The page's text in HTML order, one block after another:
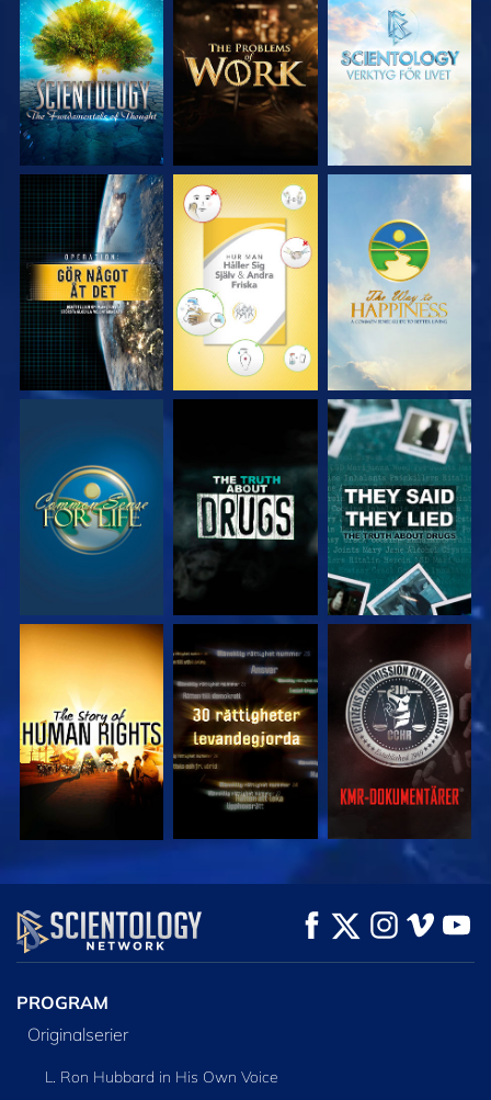
UTFORSKA
SERIEN
UTFORSKA
SERIEN
UTFORSKA
SERIEN
TITTA TITTA TITTA
TITTA TITTA TITTA
TITTA TITTA TITTA
TITTA
UTFORSKA
SERIEN
PROGRAM
Originalserier
L. Ron Hubbard in His Own Voice